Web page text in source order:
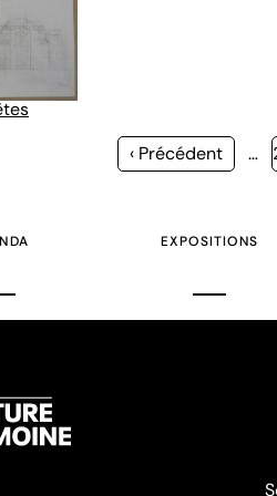
Page
‹ Précédent …
EXPOSITIONS